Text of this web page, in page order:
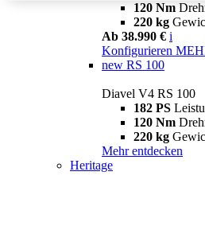
120 Nm
220 kg
Ab 38.990 € i
Konfigurieren
new RS 100
Diavel V4 RS 100
182 PS
120 Nm
220 kg
Mehr entdecken
Heritage